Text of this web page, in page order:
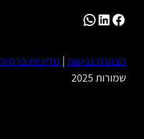
Facebook
LinkedIn
WhatsApp
הצהרת נגישות | מדיניות
שמורות 2025